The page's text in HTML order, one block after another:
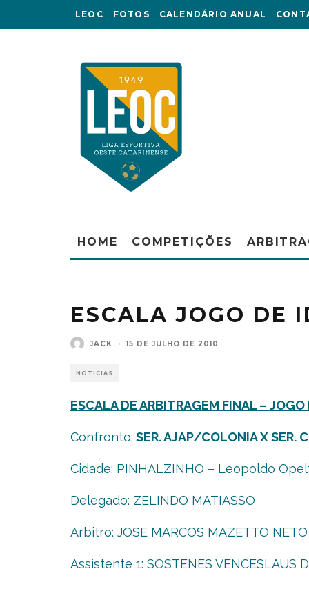
LEOC FOTOS CALENDÁRIO ANUAL
HOME COMPETIÇÕES
ESCALA JOGO DE
JACK · 15 DE JULHO DE 2010
NOTÍCIAS
ESCALA DE ARBITRAGEM FINAL – JOGO
Confronto: SER. AJAP/COLONIA X SER.
Cidade: PINHALZINHO – Leopoldo
Delegado: ZELINDO MATIASSO
Arbitro: JOSE MARCOS MAZETTO NETO
Assistente 1: SOSTENES VENCESLAUS